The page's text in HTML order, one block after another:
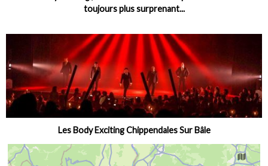
toujours plus surprenant...
Les Body Exciting Chippendales Sur Bâle